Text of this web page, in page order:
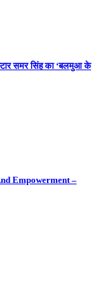
स्टार समर सिंह का ‘बलमुआ के
Empowerment –